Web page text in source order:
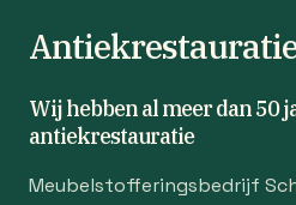
Wij hebben al meer dan 50
antiekrestauratie
Meubelstofferingsbedrijf